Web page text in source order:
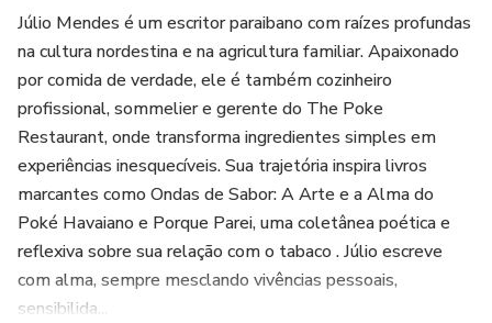
Mais do que ensinar receitas, Ondas de Sabor convida você
a mergulhar em uma experiência onde o mar, a cultura e a
cozinha se encontram.
Porque cozinhar também é contar histórias.
Júlio Mendes é um escritor paraibano com raízes profundas
na cultura nordestina e na agricultura familiar. Apaixonado
por comida de verdade, ele é também cozinheiro
profissional, sommelier e gerente do The Poke
Restaurant, onde transforma ingredientes simples em
experiências inesquecíveis. Sua trajetória inspira livros
marcantes como Ondas de Sabor: A Arte e a Alma do
Poké Havaiano e Porque Parei, uma coletânea poética e
reflexiva sobre sua relação com o tabaco . Júlio escreve
com alma, sempre mesclando vivências pessoais,
sensibilida...